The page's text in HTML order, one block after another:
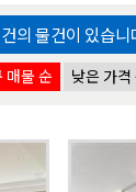
건의 물건이 있습니
매물 순 낮은 가격